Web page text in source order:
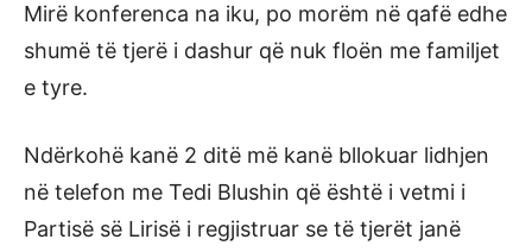
Mirë konferenca na iku, po morëm në qafë edhe
shumë të tjerë i dashur që nuk floën me familjet
e tyre.
Ndërkohë kanë 2 ditë më kanë bllokuar lidhjen
në telefon me Tedi Blushin që është i vetmi i
Partisë së Lirisë i regjistruar se të tjerët janë